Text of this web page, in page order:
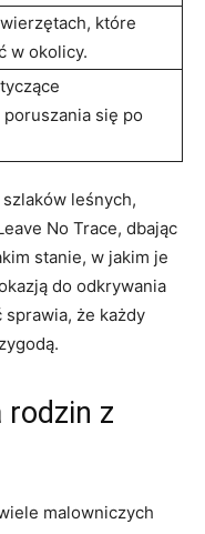
które
w okolicy.
się po
leśnych,
No Trace, dbając
stanie, w jakim je
do odkrywania
że każdy
rodzin z
malowniczych